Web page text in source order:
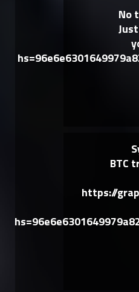
* * *
BTC
https://